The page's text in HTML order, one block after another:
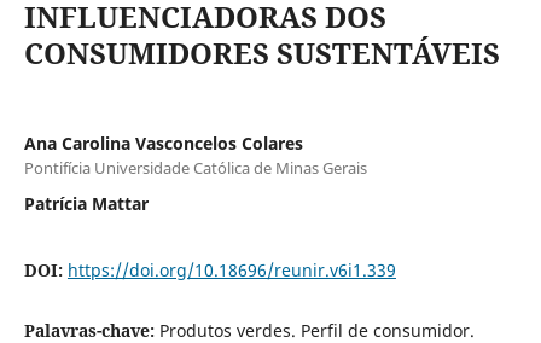
INFLUENCIADORAS DOS
CONSUMIDORES SUSTENTÁVEIS
Ana Carolina Vasconcelos Colares
Pontifícia Universidade Católica de Minas Gerais
Patrícia Mattar
DOI: https://doi.org/10.18696/reunir.v6i1.339
Palavras-chave: Produtos verdes. Perfil de consumidor.